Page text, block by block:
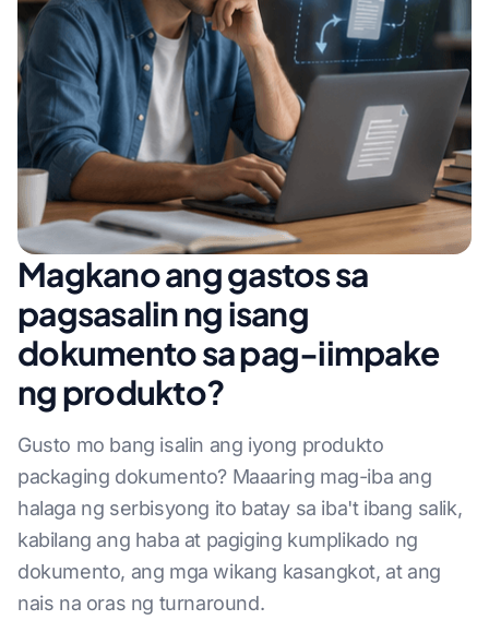
Magkano ang gastos sa
pagsasalin ng isang
dokumento sa pag-iimpake
ng produkto?
Gusto mo bang isalin ang iyong produkto
packaging dokumento? Maaaring mag-iba ang
halaga ng serbisyong ito batay sa iba't ibang salik,
kabilang ang haba at pagiging kumplikado ng
dokumento, ang mga wikang kasangkot, at ang
nais na oras ng turnaround.